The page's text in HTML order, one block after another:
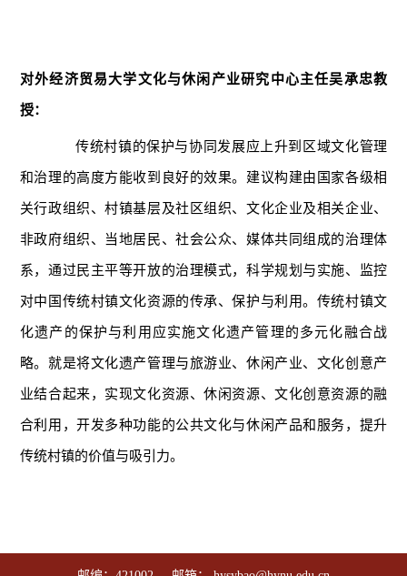
对外经济贸易大学文化与休闲产业研究中心主任吴承忠教
授：
传统村镇的保护与协同发展应上升到区域文化管理
和治理的高度方能收到良好的效果。建议构建由国家各级相
关行政组织、村镇基层及社区组织、文化企业及相关企业、
非政府组织、当地居民、社会公众、媒体共同组成的治理体
系，通过民主平等开放的治理模式，科学规划与实施、监控
对中国传统村镇文化资源的传承、保护与利用。传统村镇文
化遗产的保护与利用应实施文化遗产管理的多元化融合战
略。就是将文化遗产管理与旅游业、休闲产业、文化创意产
业结合起来，实现文化资源、休闲资源、文化创意资源的融
合利用，开发多种功能的公共文化与休闲产品和服务，提升
传统村镇的价值与吸引力。